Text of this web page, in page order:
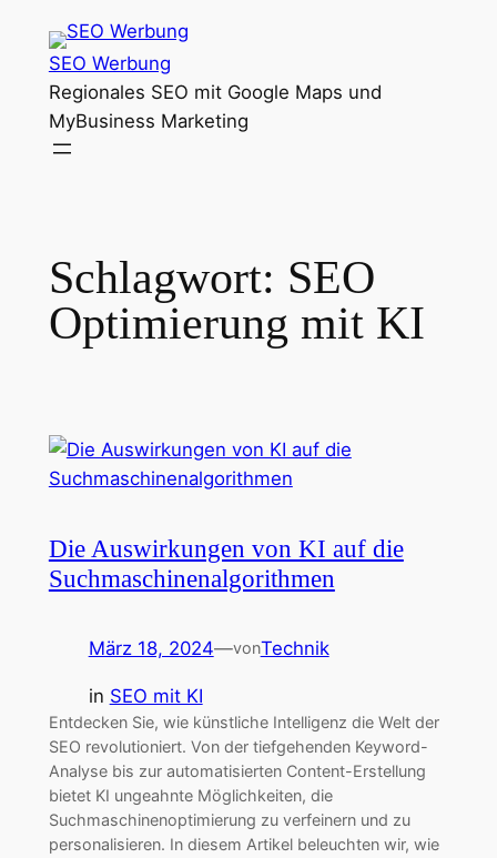
Inhalt
springen
SEO Werbung
Regionales SEO mit Google Maps und
MyBusiness Marketing
Schlagwort: SEO
Optimierung mit KI
Die Auswirkungen von KI auf die
Suchmaschinenalgorithmen
März 18, 2024—vonTechnik
in SEO mit KI
Entdecken Sie, wie künstliche Intelligenz die Welt der
SEO revolutioniert. Von der tiefgehenden Keyword-
Analyse bis zur automatisierten Content-Erstellung
bietet KI ungeahnte Möglichkeiten, die
Suchmaschinenoptimierung zu verfeinern und zu
personalisieren. In diesem Artikel beleuchten wir, wie